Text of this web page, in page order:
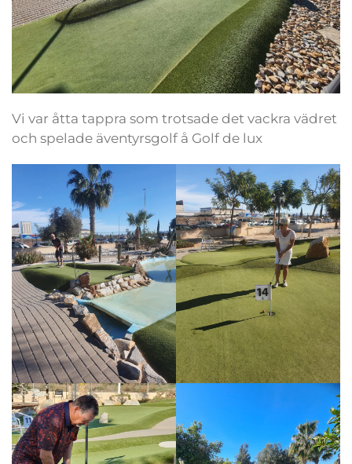
Vi var åtta tappra som trotsade det vackra vädret
och spelade äventyrsgolf å Golf de lux